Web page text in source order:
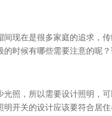
间现在是很多家庭的追求，
的时候有哪些需要注意的呢
光照，所以需要设计照明，
开关的设计应该要符合居